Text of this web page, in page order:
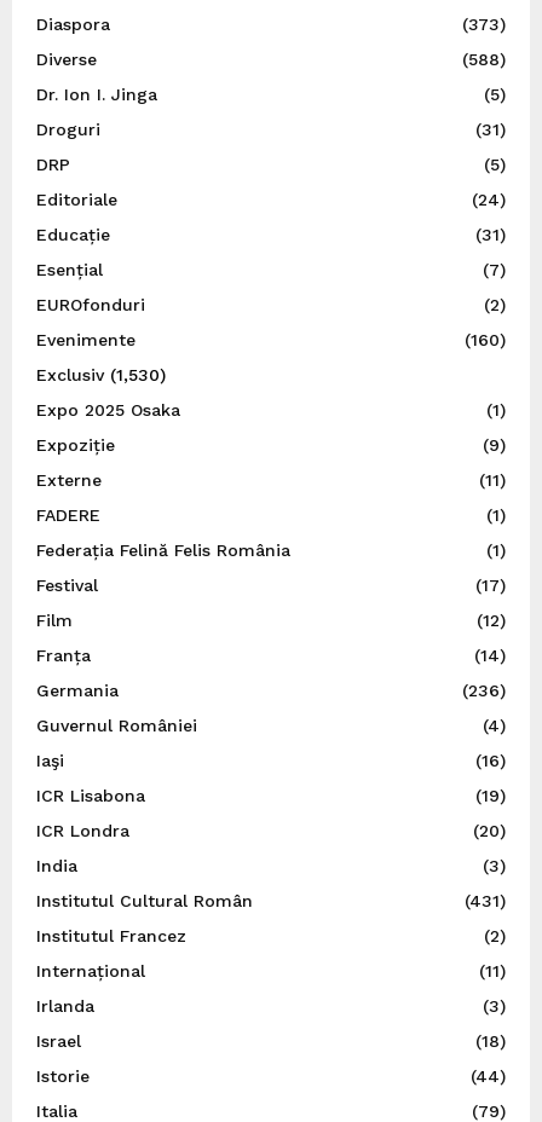
Diaspora
(373)
Diverse
(588)
Dr. Ion I. Jinga
(5)
Droguri
(31)
DRP
(5)
Editoriale
(24)
Educație
(31)
Esențial
(7)
EUROfonduri
(2)
Evenimente
(160)
Exclusiv(1,530)
Expo 2025 Osaka
(1)
Expoziție
(9)
Externe
(11)
FADERE
(1)
Federația Felină Felis România
(1)
Festival
(17)
Film
(12)
Franța
(14)
Germania
(236)
Guvernul României
(4)
Iaşi
(16)
ICR Lisabona
(19)
ICR Londra
(20)
India
(3)
Institutul Cultural Român
(431)
Institutul Francez
(2)
Internațional
(11)
Irlanda
(3)
Israel
(18)
Istorie
(44)
Italia
(79)